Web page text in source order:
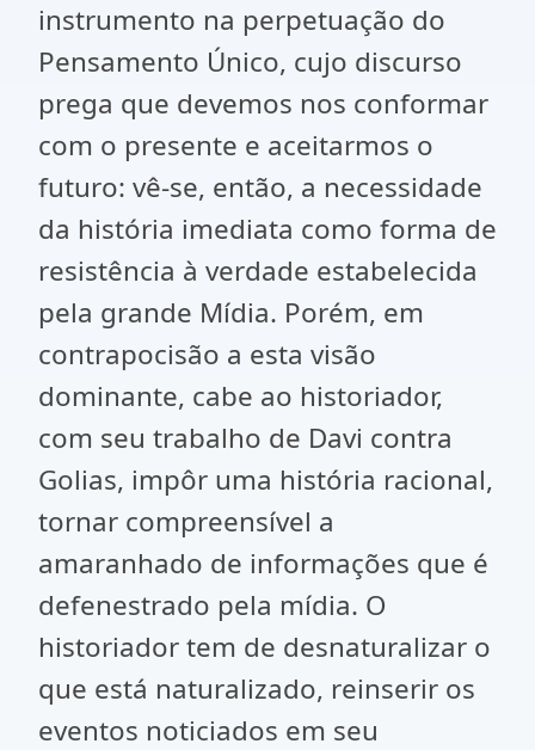
instrumento na perpetuação do
Pensamento Único, cujo discurso
prega que devemos nos conformar
com o presente e aceitarmos o
futuro: vê-se, então, a necessidade
da história imediata como forma de
resistência à verdade estabelecida
pela grande Mídia. Porém, em
contrapocisão a esta visão
dominante, cabe ao historiador,
com seu trabalho de Davi contra
Golias, impôr uma história racional,
tornar compreensível a
amaranhado de informações que é
defenestrado pela mídia. O
historiador tem de desnaturalizar o
que está naturalizado, reinserir os
eventos noticiados em seu